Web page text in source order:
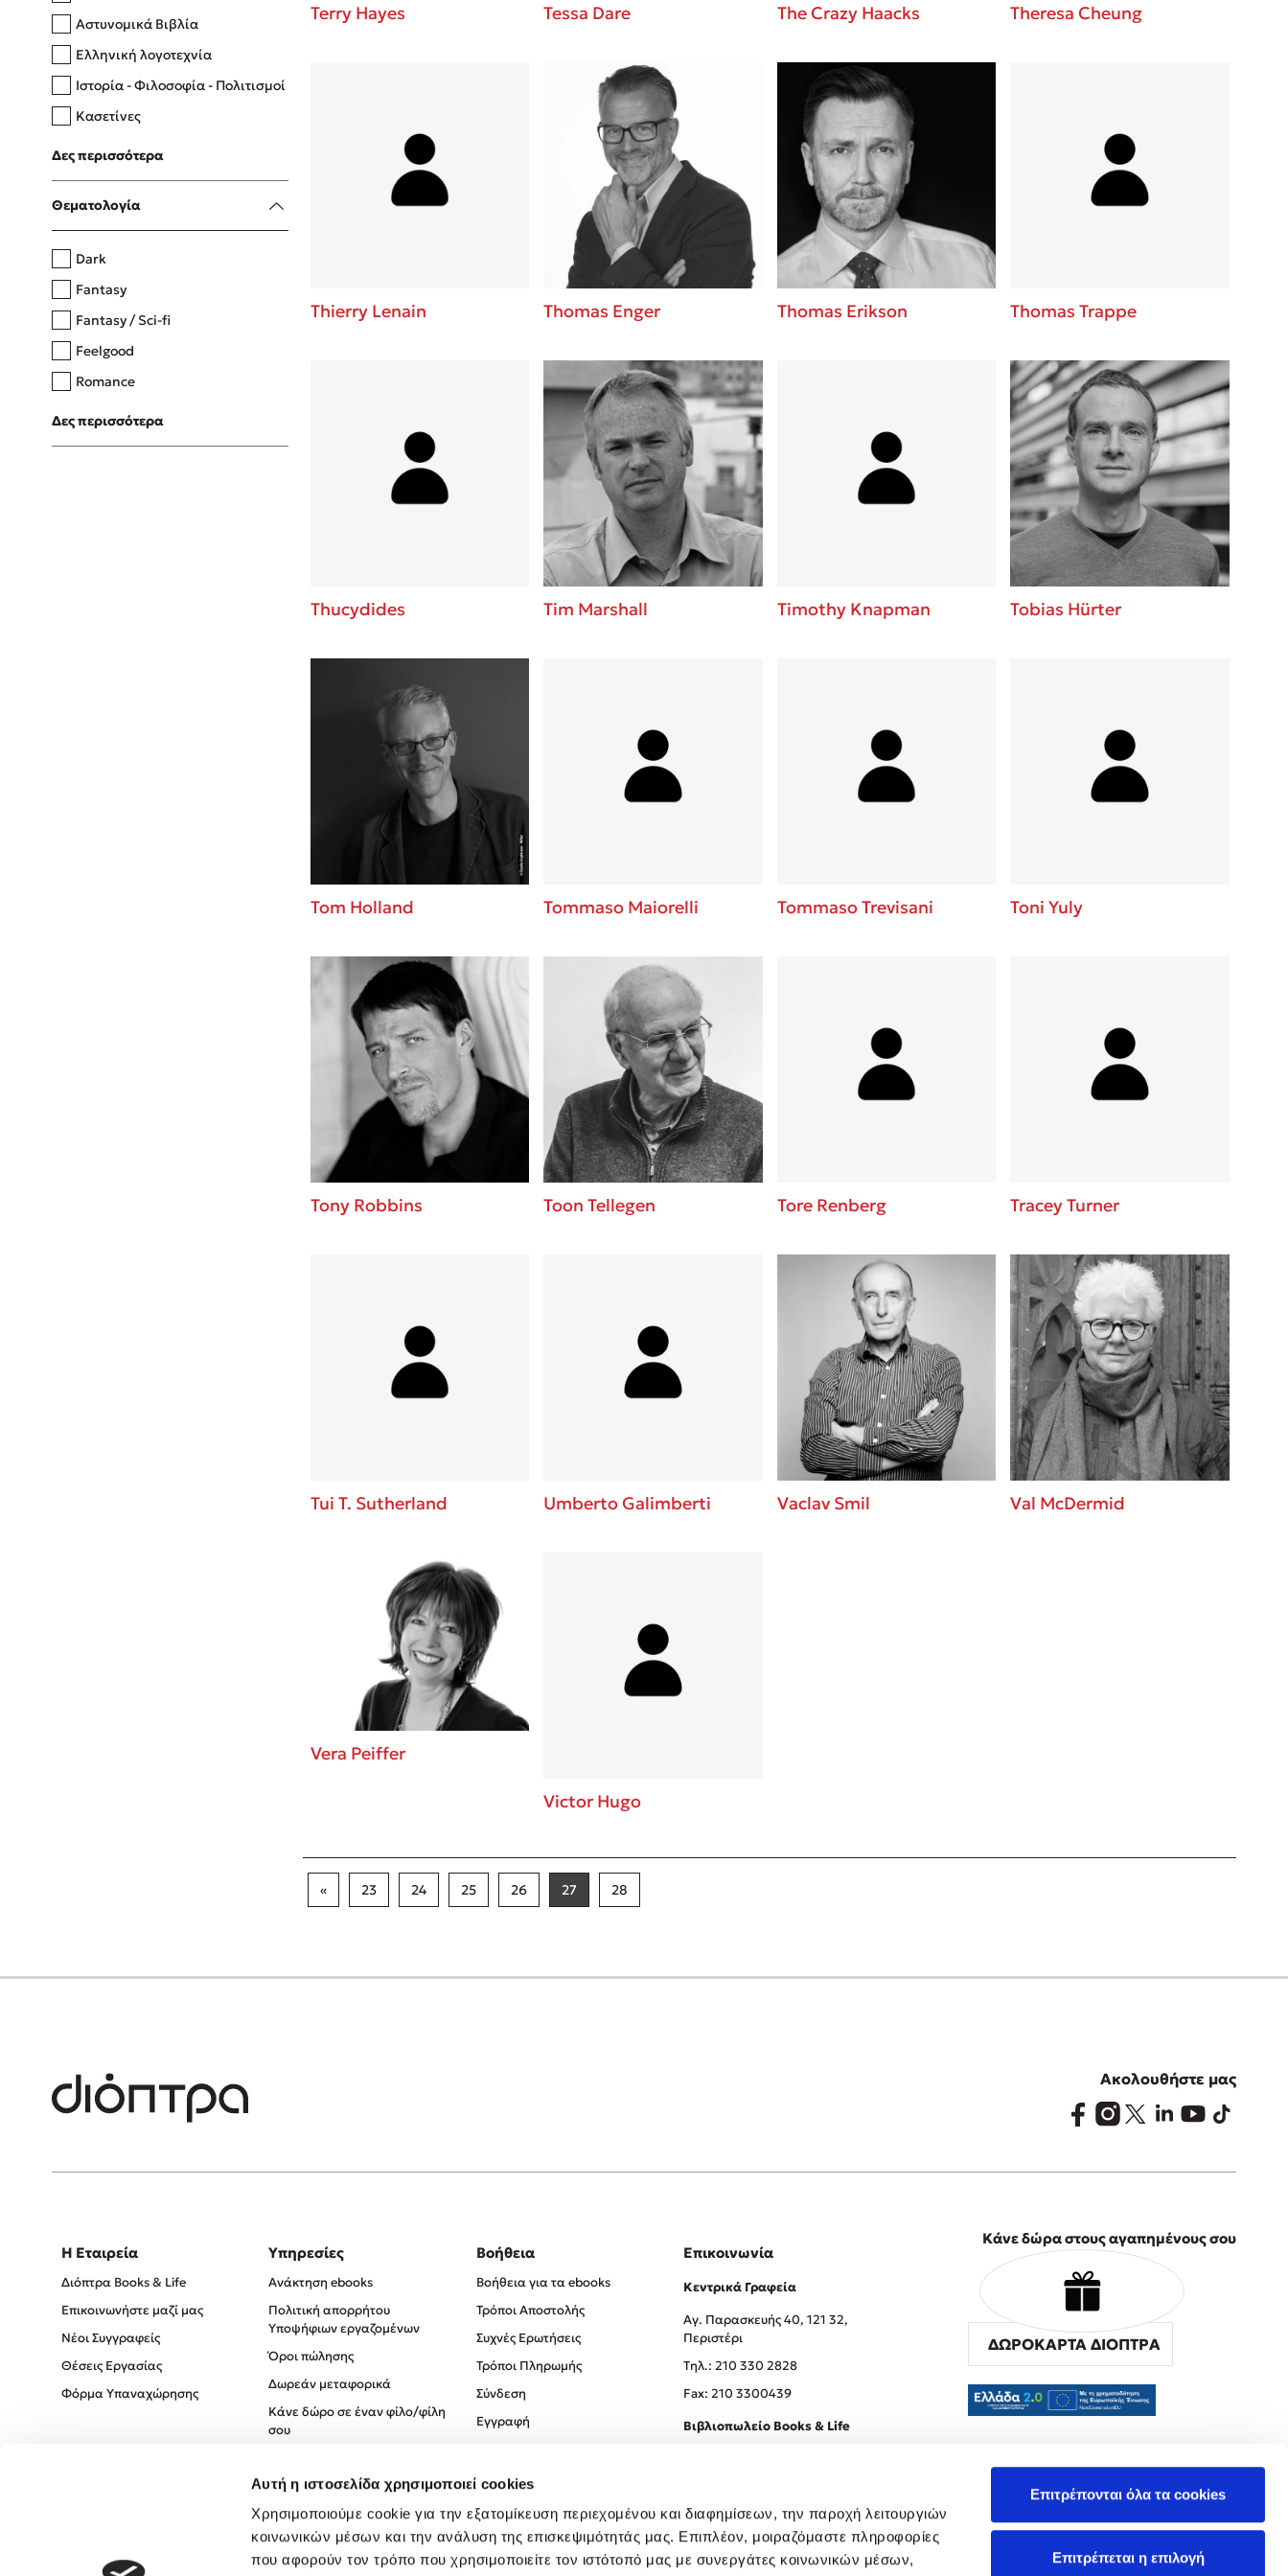
Αυτή η ιστοσελίδα χρησιμοποιεί cookies
Χρησιμοποιούμε cookie για την εξατομίκευση περιεχομένου και διαφημίσεων, την παροχή λειτουργιών
κοινωνικών μέσων και την ανάλυση της επισκεψιμότητάς μας. Επιπλέον, μοιραζόμαστε πληροφορίες
που αφορούν τον τρόπο που χρησιμοποιείτε τον ιστότοπό μας με συνεργάτες κοινωνικών μέσων,
Επιτρέπονται όλα τα cookies
Επιτρέπεται η επιλογή
Δανάη Δεληγεώργη
Πάνω, κάτω, μπροστά, πίσω
Η μέθοδος Αφήστε τους
Αστυνομικά Βιβλία
Ελληνική λογοτεχνία
Ιστορία - Φιλοσοφία - Πολιτισμοί
Κασετίνες
Λευκώματα - Έγχρωμοι οδηγοί
Μαγειρική
Δες περισσότερα
Θεματολογία
Dark
Fantasy
Fantasy / Sci-fi
Feelgood
Romance
Upmarket
Young Adult
Δες περισσότερα
Terry Hayes Tessa Dare The Crazy Haacks Theresa Cheung
Thierry Lenain Thomas Enger Thomas Erikson Thomas Trappe
Thucydides Tim Marshall Timothy Knapman Tobias Hürter
Tom Holland Tommaso Maiorelli Tommaso Trevisani Toni Yuly
Tony Robbins Toon Tellegen Tore Renberg Tracey Turner
Tui T. Sutherland Umberto Galimberti Vaclav Smil Val McDermid
Vera Peiffer
Victor Hugo
« 23 24 25 26 27 28
Ακολουθήστε μας
Η Εταιρεία
Διόπτρα Books & Life
Επικοινωνήστε μαζί μας
Νέοι Συγγραφείς
Θέσεις Εργασίας
Φόρμα Υπαναχώρησης
Υπηρεσίες
Ανάκτηση ebooks
Πολιτική απορρήτου
Υποψήφιων εργαζομένων
Όροι πώλησης
Δωρεάν μεταφορικά
Κάνε δώρο σε έναν φίλο/φίλη
σου
Πολιτική Απορρήτου
Όροι χρήσης
Βοήθεια
Βοήθεια για τα ebooks
Τρόποι Αποστολής
Συχνές Ερωτήσεις
Τρόποι Πληρωμής
Σύνδεση
Εγγραφή
Επικοινωνία
Κεντρικά Γραφεία
Αγ. Παρασκευής 40, 121 32,
Περιστέρι
Tηλ.: 210 330 2828
Fax: 210 3300439
Βιβλιοπωλείο Books & Life
Κάνε δώρα στους αγαπημένους σου
ΔΩΡΟΚΑΡΤΑ ΔΙΟΠΤΡΑ